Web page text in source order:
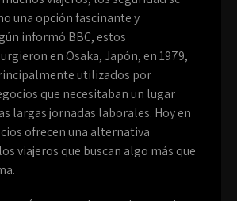
una opción fascinante y
informó BBC, estos
en Osaka, Japón, en 1979,
utilizados por
que necesitaban un lugar
largas jornadas laborales. Hoy en
ofrecen una alternativa
viajeros que buscan algo más que